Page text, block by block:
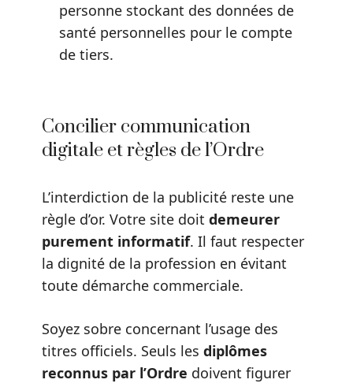
personne stockant des données de
santé personnelles pour le compte
de tiers.
Concilier communication
digitale et règles de l’Ordre
L’interdiction de la publicité reste une
règle d’or. Votre site doit demeurer
purement informatif. Il faut respecter
la dignité de la profession en évitant
toute démarche commerciale.
Soyez sobre concernant l’usage des
titres officiels. Seuls les diplômes
reconnus par l’Ordre doivent figurer